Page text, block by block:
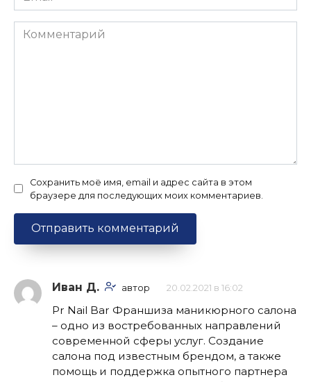
*
Комментарий
Сохранить моё имя, email и адрес сайта в этом
браузере для последующих моих комментариев.
Иван Д. автор 20.02.2021 в 16:02
Pr Nail Bar Франшиза маникюрного салона
– одно из востребованных направлений
современной сферы услуг. Создание
салона под известным брендом, а также
помощь и поддержка опытного партнера